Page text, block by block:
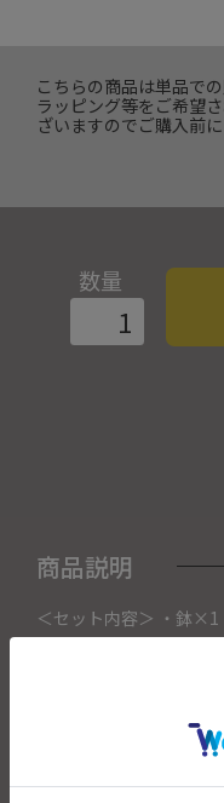
こちらの商品は単品での
ラッピング等をご希望
ざいますのでご購入前
数量
商品説明
＜セット内容＞ ・鉢×1
こちらの商品はORIBE
ご注文いただいたタイ
売り切れた場合は、キ
またORIBE NAGOYA